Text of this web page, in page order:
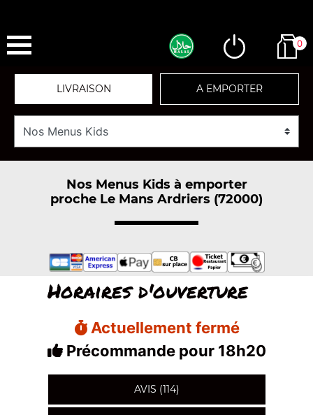
0
LIVRAISON A EMPORTER
Nos Menus Kids à emporter
proche Le Mans Ardriers (72000)
Horaires d'ouverture
Actuellement fermé
Précommande pour 18h20
AVIS (114)